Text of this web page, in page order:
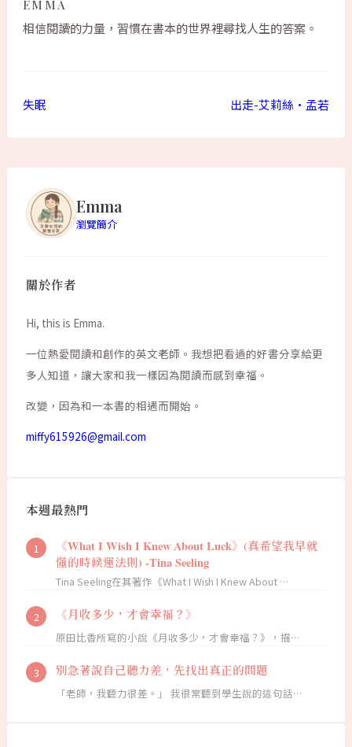
EMMA
相信閱讀的力量，習慣在書本的世界裡尋找人生的答案。
失眠 出走-艾莉絲•孟若
Emma
瀏覽簡介
關於作者
Hi, this is Emma.
一位熱愛閱讀和創作的英文老師。我想把看過的好書分享給更
多人知道，讓大家和我一樣因為閱讀而感到幸福。
改變，因為和一本書的相遇而開始。
miffy615926@gmail.com
本週最熱門
《What I Wish I Knew About Luck》(真希望我早就
懂的時候運法則) -Tina Seeling
Tina Seeling在其著作《What I Wish I Knew About …
《月收多少，才會幸福？》
原田比香所寫的小說《月收多少，才會幸福？》，描…
別急著說自己聽力差，先找出真正的問題
「老師，我聽力很差。」 我很常聽到學生說的這句話…